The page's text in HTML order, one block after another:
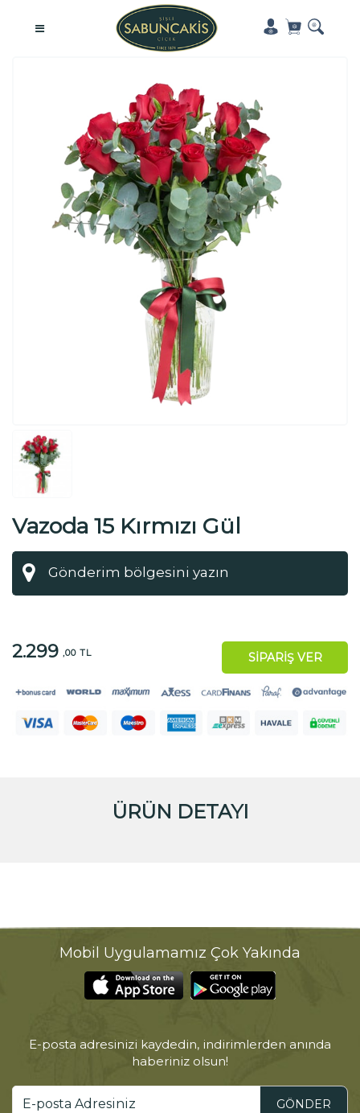
Vazoda 15 Kırmızı Gül
2.299 ,00 TL SİPARİŞ VER
ÜRÜN DETAYI
Mobil Uygulamamız Çok Yakında
E-posta adresinizi kaydedin, indirimlerden anında
haberiniz olsun!
GÖNDER